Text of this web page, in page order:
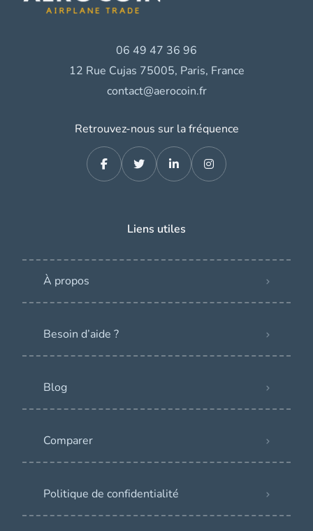
06 49 47 36 96
12 Rue Cujas 75005, Paris, France
contact@aerocoin.fr
Retrouvez-nous sur la fréquence
Liens utiles
À propos
Besoin d’aide ?
Blog
Comparer
Politique de confidentialité